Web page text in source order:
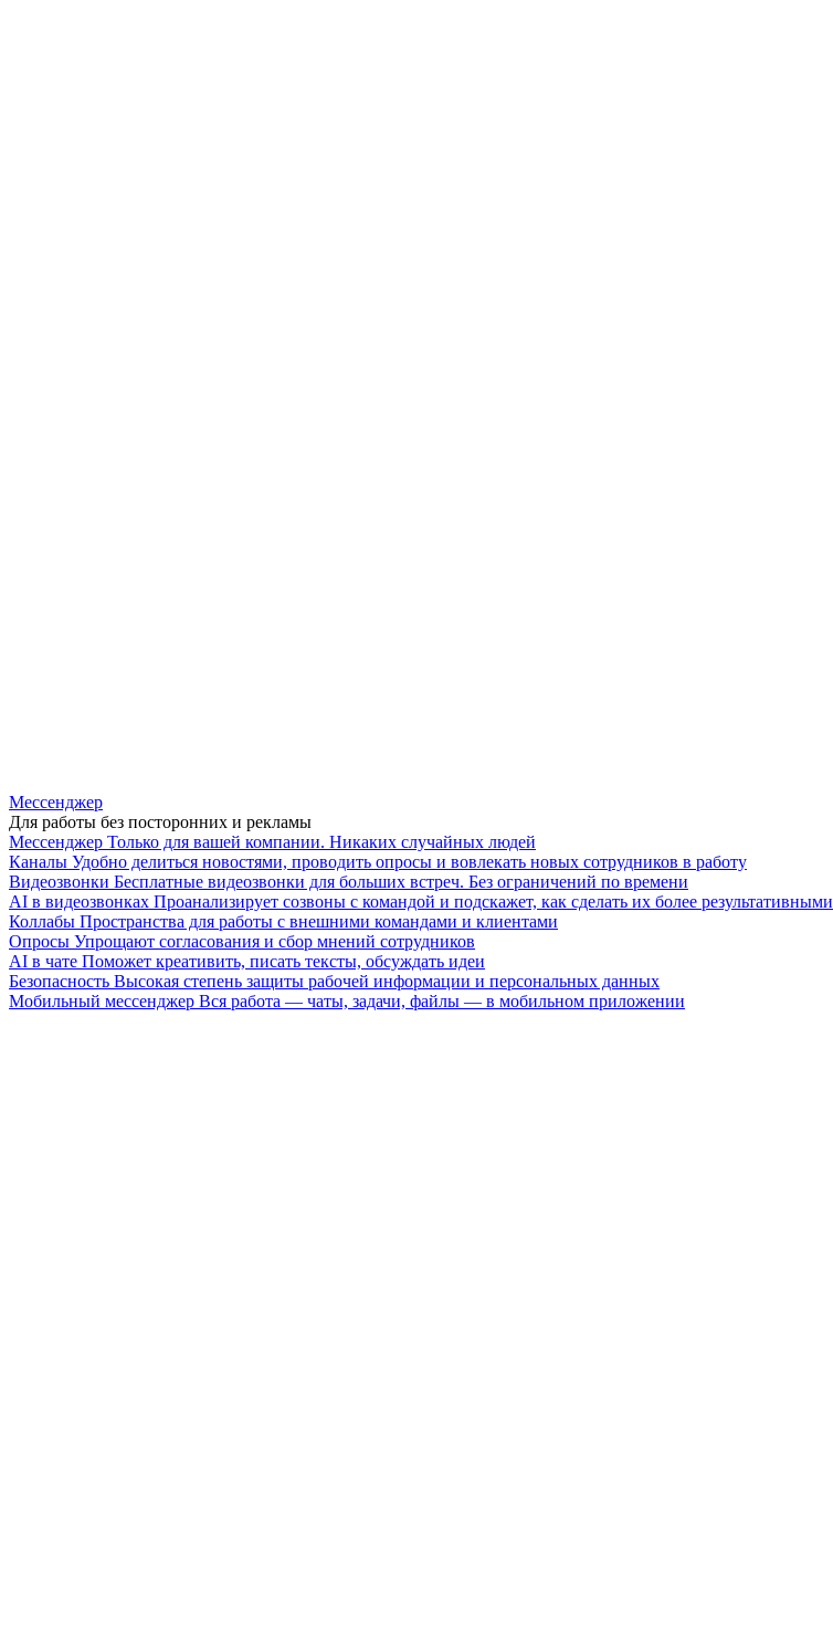
Мессенджер
Для работы без посторонних и рекламы
Мессенджер Только для вашей компании. Никаких случайных людей
Каналы Удобно делиться новостями, проводить опросы и вовлекать новых сотрудников в работу
Видеозвонки Бесплатные видеозвонки для больших встреч. Без ограничений по времени
AI в видеозвонках Проанализирует созвоны с командой и подскажет, как сделать их более результативными
Коллабы Пространства для работы с внешними командами и клиентами
Опросы Упрощают согласования и сбор мнений сотрудников
AI в чате Поможет креативить, писать тексты, обсуждать идеи
Безопасность Высокая степень защиты рабочей информации и персональных данных
Мобильный мессенджер Вся работа — чаты, задачи, файлы — в мобильном приложении